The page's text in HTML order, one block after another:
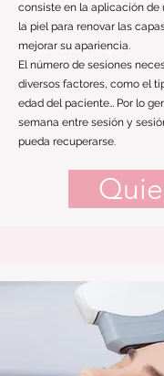
consiste en la aplicación de
la piel para renovar las
mejorar su apariencia.
El número de sesiones
diversos factores, como el
edad del paciente… Por lo
semana entre sesión y
pueda recuperarse.